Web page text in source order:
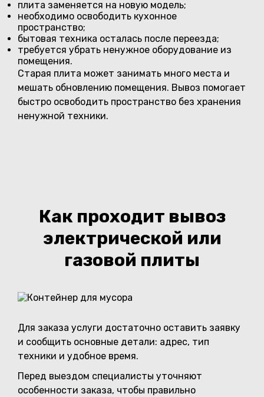
плита заменяется на новую модель;
необходимо освободить кухонное
пространство;
бытовая техника осталась после переезда;
требуется убрать ненужное оборудование из
помещения.
Старая плита может занимать много места и
мешать обновлению помещения. Вывоз помогает
быстро освободить пространство без хранения
ненужной техники.
Как проходит вывоз
электрической или
газовой плиты
Для заказа услуги достаточно оставить заявку
и сообщить основные детали: адрес, тип
техники и удобное время.
Перед выездом специалисты уточняют
особенности заказа, чтобы правильно